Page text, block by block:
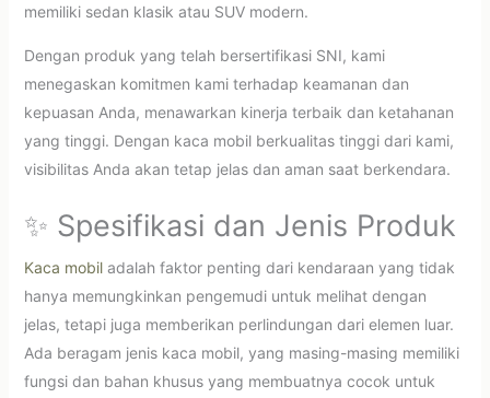
memiliki sedan klasik atau SUV modern.
Dengan produk yang telah bersertifikasi SNI, kami
menegaskan komitmen kami terhadap keamanan dan
kepuasan Anda, menawarkan kinerja terbaik dan ketahanan
yang tinggi. Dengan kaca mobil berkualitas tinggi dari kami,
visibilitas Anda akan tetap jelas dan aman saat berkendara.
✨ Spesifikasi dan Jenis Produk
Kaca mobiladalah faktor penting dari kendaraan yang tidak
hanya memungkinkan pengemudi untuk melihat dengan
jelas, tetapi juga memberikan perlindungan dari elemen luar.
Ada beragam jenis kaca mobil, yang masing-masing memiliki
fungsi dan bahan khusus yang membuatnya cocok untuk